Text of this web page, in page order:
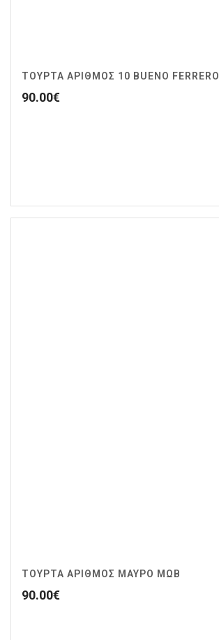
ΤΟΥΡΤΑ ΑΡΙΘΜΟΣ 10 BUENO FERRERO
90.00€
ΤΟΥΡΤΑ ΑΡΙΘΜΟΣ ΜΑΥΡΟ ΜΩΒ
90.00€